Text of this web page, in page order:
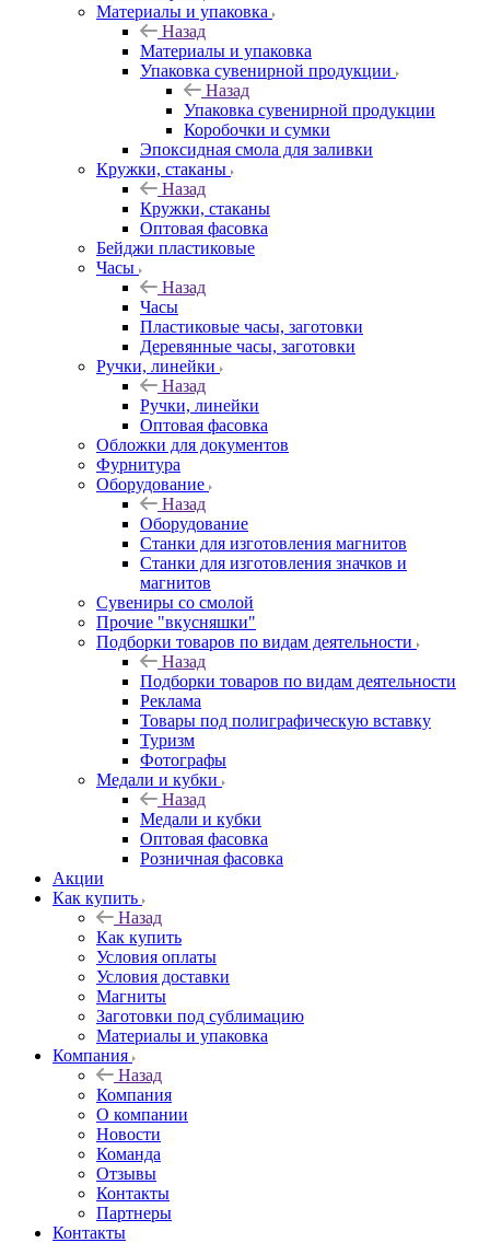
Материалы и упаковка
Назад
Материалы и упаковка
Упаковка сувенирной продукции
Назад
Упаковка сувенирной продукции
Коробочки и сумки
Эпоксидная смола для заливки
Кружки, стаканы
Назад
Кружки, стаканы
Оптовая фасовка
Бейджи пластиковые
Часы
Назад
Часы
Пластиковые часы, заготовки
Деревянные часы, заготовки
Ручки, линейки
Назад
Ручки, линейки
Оптовая фасовка
Обложки для документов
Фурнитура
Оборудование
Назад
Оборудование
Станки для изготовления магнитов
Станки для изготовления значков и
магнитов
Сувениры со смолой
Прочие "вкусняшки"
Подборки товаров по видам деятельности
Назад
Подборки товаров по видам деятельности
Реклама
Товары под полиграфическую вставку
Туризм
Фотографы
Медали и кубки
Назад
Медали и кубки
Оптовая фасовка
Розничная фасовка
Акции
Как купить
Назад
Как купить
Условия оплаты
Условия доставки
Магниты
Заготовки под сублимацию
Материалы и упаковка
Компания
Назад
Компания
О компании
Новости
Команда
Отзывы
Контакты
Партнеры
Контакты